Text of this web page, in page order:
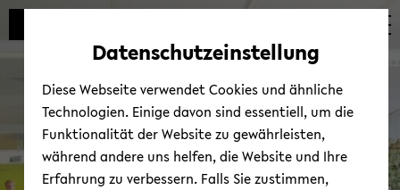
Automatische
vermeiden
zum
wechseln
zum
wechseln
zum
wechseln
Datenschutzeinstellung
Diese Webseite verwendet Cookies und ähnliche
Technologien. Einige davon sind essentiell, um die
Funktionalität der Website zu gewährleisten,
während andere uns helfen, die Website und Ihre
Erfahrung zu verbessern. Falls Sie zustimmen,